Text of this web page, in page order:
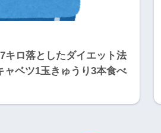
キロ落としたダイエット法
ャベツ1玉きゅうり3本食べ